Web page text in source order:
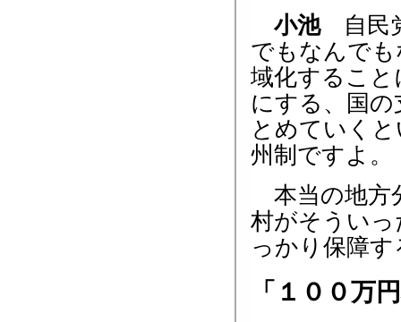
小池自民
でもなんで
域化するこ
にする、国
とめていく
州制ですよ。
本当の地方
村がそうい
っかり保障
「１００万